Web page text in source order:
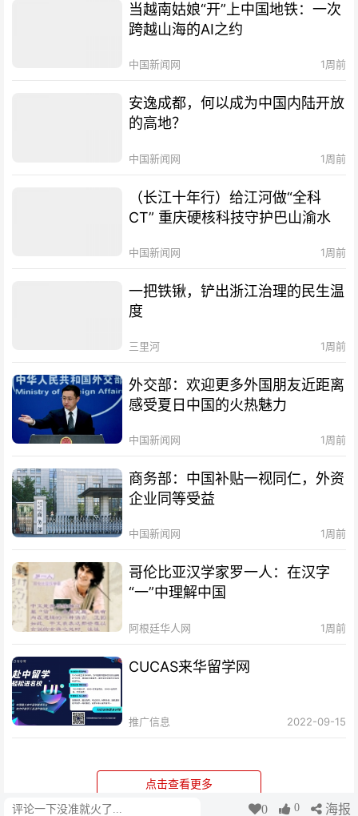
评论 0 0 海报
当越南姑娘“开”上中国地铁：一次
跨越山海的AI之约
中国新闻网 1周前
安逸成都，何以成为中国内陆开放
的高地？
中国新闻网 1周前
（长江十年行）给江河做“全科
CT” 重庆硬核科技守护巴山渝水
中国新闻网 1周前
一把铁锹，铲出浙江治理的民生温
度
三里河 1周前
外交部：欢迎更多外国朋友近距离
感受夏日中国的火热魅力
中国新闻网 1周前
商务部：中国补贴一视同仁，外资
企业同等受益
中国新闻网 1周前
哥伦比亚汉学家罗一人：在汉字
“一”中理解中国
阿根廷华人网 1周前
CUCAS来华留学网
推广信息 2022-09-15
点击查看更多